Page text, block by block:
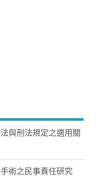
與刑法規定之適用關
術之民事責任研究